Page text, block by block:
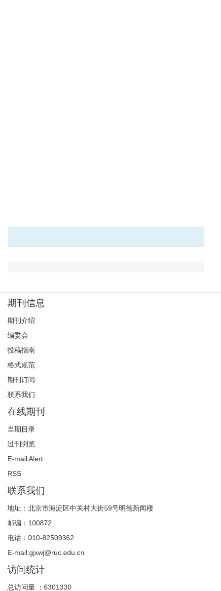
期刊信息
期刊介绍
编委会
投稿指南
格式规范
期刊订阅
联系我们
在线期刊
当期目录
过刊浏览
E-mail Alert
RSS
联系我们
地址：北京市海淀区中关村大街59号明德新闻楼
邮编：100872
电话：010-82509362
E-mail:gjxwj@ruc.edu.cn
访问统计
总访问量 ： 6301330